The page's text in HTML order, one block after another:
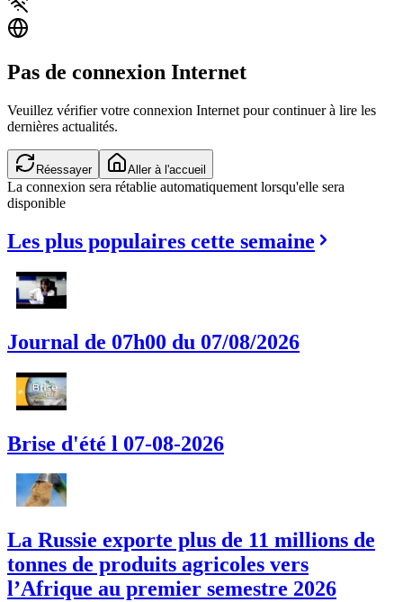
Pas de connexion Internet
Veuillez vérifier votre connexion Internet pour continuer à lire les
dernières actualités.
Réessayer Aller à l'accueil
La connexion sera rétablie automatiquement lorsqu'elle sera
disponible
Les plus populaires cette semaine
Journal de 07h00 du 07/08/2026
Brise d'été l 07-08-2026
La Russie exporte plus de 11 millions de
tonnes de produits agricoles vers
l’Afrique au premier semestre 2026